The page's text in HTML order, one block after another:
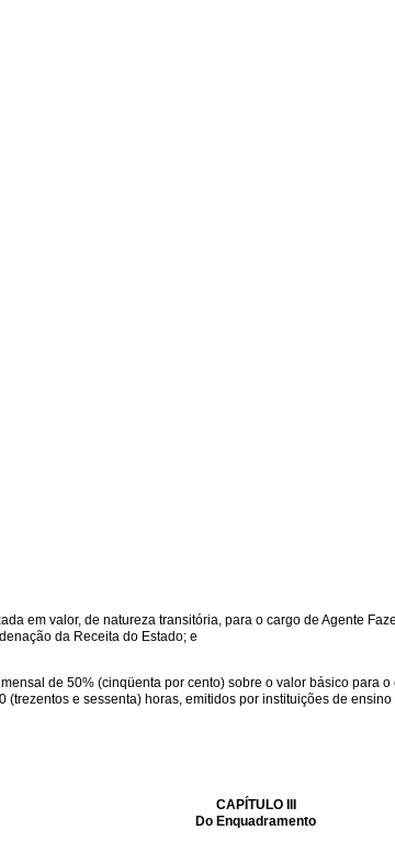
em valor, de natureza transitória, para o cargo de Agente
da Receita do Estado; e
de 50% (cinqüenta por cento) sobre o valor básico para
e sessenta) horas, emitidos por instituições de
CAPÍTULO III
Do Enquadramento